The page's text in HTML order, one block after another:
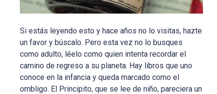
Si estás leyendo esto y hace años no lo visitas, hazte
un favor y búscalo. Pero esta vez no lo busques
como adulto, léelo como quien intenta recordar el
camino de regreso a su planeta. Hay libros que uno
conoce en la infancia y queda marcado como el
ombligo. El Principito, que se lee de niño, pareciera un